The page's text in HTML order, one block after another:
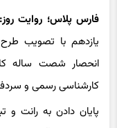
یازدهم با تصویب
انحصار شصت ساله
کارشناسی رسمی و
پایان دادن به رانت و
وکالت بدون آزمون از